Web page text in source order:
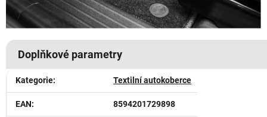
Doplňkové parametry
Kategorie: Textilní autokoberce
EAN: 8594201729898